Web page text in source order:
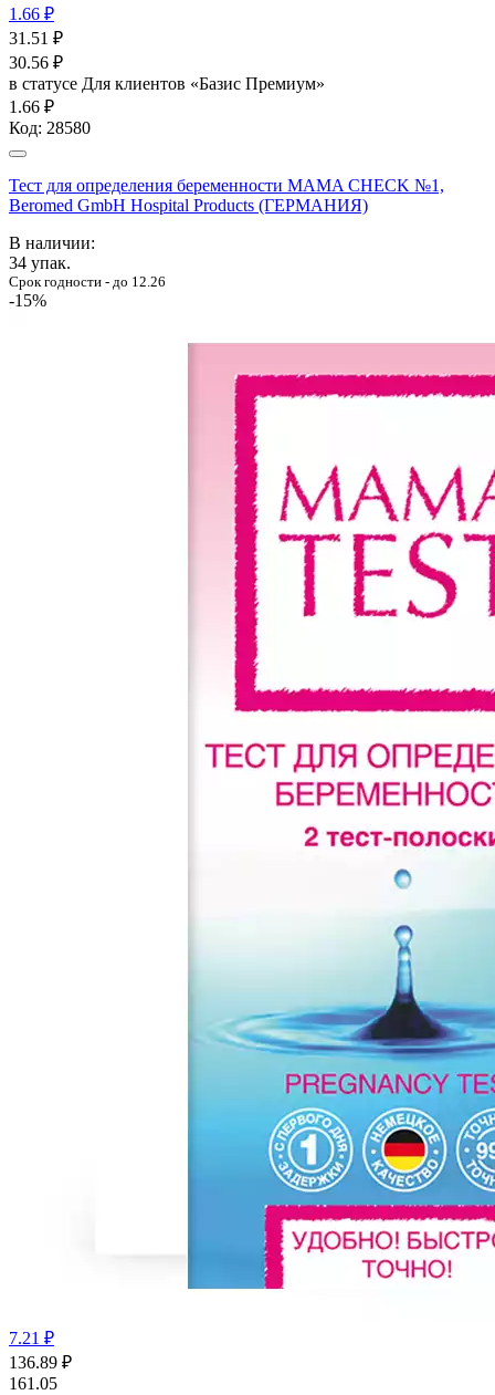
1.66 ₽
31.51 ₽
30.56 ₽
в статусе Для клиентов «Базис Премиум»
1.66 ₽
Код: 28580
Тест для определения беременности MAMA CHECK №1,
Beromed GmbH Hospital Products (ГЕРМАНИЯ)
В наличии:
34 упак.
Срок годности - до 12.26
-15%
7.21 ₽
136.89 ₽
161.05